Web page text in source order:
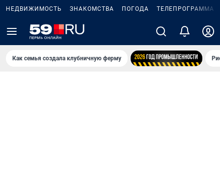
НЕДВИЖИМОСТЬ ЗНАКОМСТВА ПОГОДА ТЕЛЕПРОГРАММА
Как семья создала клубничную ферму